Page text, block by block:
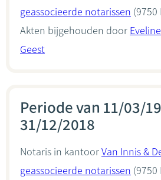
geassocieerde notarissen (9750
Akten bijgehouden door
Geest
Periode van 11/03/
31/12/2018
Notaris in kantoorVan Innis &
geassocieerde notarissen (9750